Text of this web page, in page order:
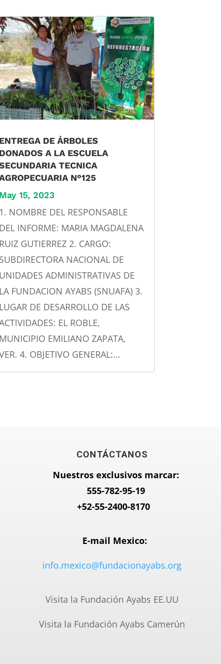
DE ÁRBOLES
A LA ESCUELA
TECNICA
N°125
15, 2023
NOMBRE DEL RESPONSABLE
INFORME: MARIA MAGDALENA
GUTIERREZ 2. CARGO:
NACIONAL DE
ADMINISTRATIVAS DE
FUNDACION AYABS (SNUAFA) 3.
DE DESARROLLO DE LAS
EL ROBLE,
EMILIANO ZAPATA,
4. OBJETIVO GENERAL:...
CONTÁCTANOS
Nuestros exclusivos marcar:
555-782-95-19
+52-55-2400-8170
E-mail Mexico:
info.mexico@fundacionayabs.org
Visita la Fundación Ayabs EE.UU
Visita la Fundación Ayabs Camerún